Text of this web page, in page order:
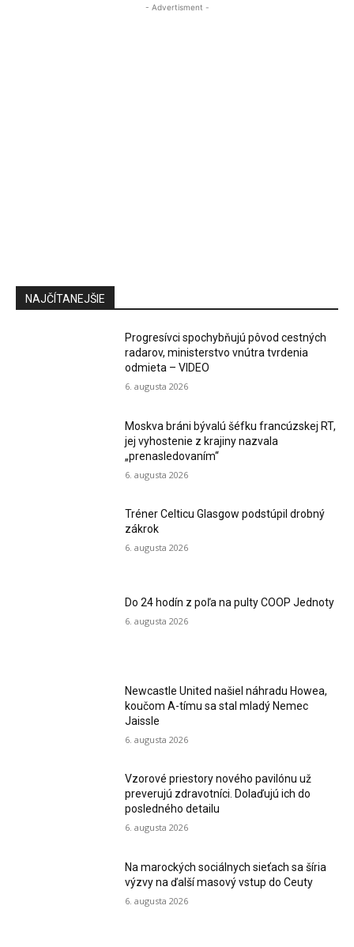
- Advertisment -
NAJČÍTANEJŠIE
Progresívci spochybňujú pôvod cestných
radarov, ministerstvo vnútra tvrdenia
odmieta – VIDEO
6. augusta 2026
Moskva bráni bývalú šéfku francúzskej RT,
jej vyhostenie z krajiny nazvala
„prenasledovaním“
6. augusta 2026
Tréner Celticu Glasgow podstúpil drobný
zákrok
6. augusta 2026
Do 24 hodín z poľa na pulty COOP Jednoty
6. augusta 2026
Newcastle United našiel náhradu Howea,
koučom A-tímu sa stal mladý Nemec
Jaissle
6. augusta 2026
Vzorové priestory nového pavilónu už
preverujú zdravotníci. Dolaďujú ich do
posledného detailu
6. augusta 2026
Na marockých sociálnych sieťach sa šíria
výzvy na ďalší masový vstup do Ceuty
6. augusta 2026